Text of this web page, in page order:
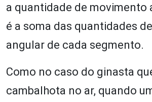
a quantidade de movimento
é a soma das quantidades
angular de cada segmento.
Como no caso do ginasta
cambalhota no ar, quando